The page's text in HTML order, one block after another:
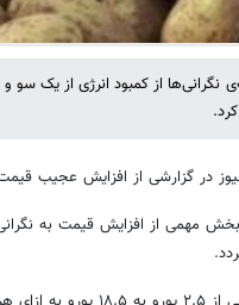
نگرانی‌ها از کمبود انرژی از یک سو
در گزارشی از افزایش عجیب
مهمی از افزایش قیمت به